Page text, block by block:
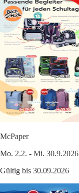
McPaper
Mo. 2.2. - Mi. 30.9.2026
Gültig bis 30.09.2026